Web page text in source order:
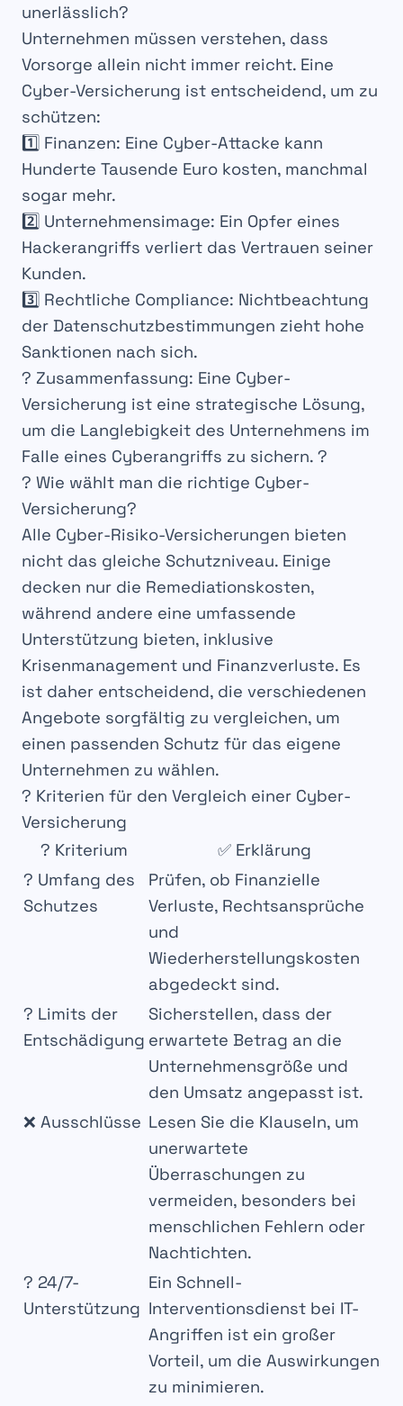
unerlässlich?
Unternehmen müssen verstehen, dass
Vorsorge allein nicht immer reicht. Eine
Cyber-Versicherung ist entscheidend, um zu
schützen:
1️⃣ Finanzen: Eine Cyber-Attacke kann
Hunderte Tausende Euro kosten, manchmal
sogar mehr.
2️⃣ Unternehmensimage: Ein Opfer eines
Hackerangriffs verliert das Vertrauen seiner
Kunden.
3️⃣ Rechtliche Compliance: Nichtbeachtung
der Datenschutzbestimmungen zieht hohe
Sanktionen nach sich.
? Zusammenfassung: Eine Cyber-
Versicherung ist eine strategische Lösung,
um die Langlebigkeit des Unternehmens im
Falle eines Cyberangriffs zu sichern. ?
? Wie wählt man die richtige Cyber-
Versicherung?
Alle Cyber-Risiko-Versicherungen bieten
nicht das gleiche Schutzniveau. Einige
decken nur die Remediationskosten,
während andere eine umfassende
Unterstützung bieten, inklusive
Krisenmanagement und Finanzverluste. Es
ist daher entscheidend, die verschiedenen
Angebote sorgfältig zu vergleichen, um
einen passenden Schutz für das eigene
Unternehmen zu wählen.
? Kriterien für den Vergleich einer Cyber-
Versicherung
? Kriterium ✅ Erklärung
? Umfang des
Schutzes
Prüfen, ob Finanzielle
Verluste, Rechtsansprüche
und
Wiederherstellungskosten
abgedeckt sind.
? Limits der
Entschädigung
Sicherstellen, dass der
erwartete Betrag an die
Unternehmensgröße und
den Umsatz angepasst ist.
❌ Ausschlüsse Lesen Sie die Klauseln, um
unerwartete
Überraschungen zu
vermeiden, besonders bei
menschlichen Fehlern oder
Nachtichten.
?️ 24/7-
Unterstützung
Ein Schnell-
Interventionsdienst bei IT-
Angriffen ist ein großer
Vorteil, um die Auswirkungen
zu minimieren.